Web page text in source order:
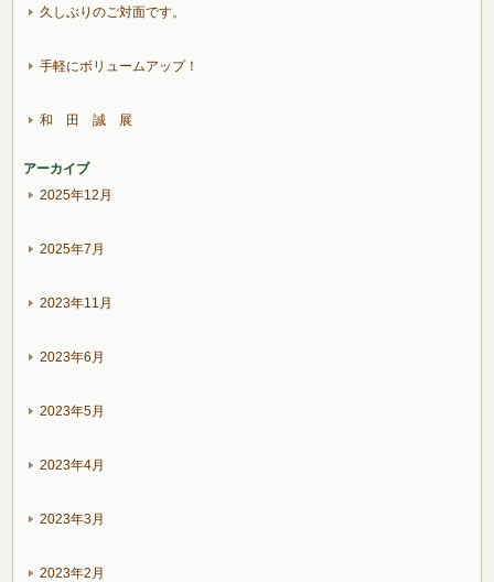
久しぶりのご対面です。
手軽にボリュームアップ！
和 田 誠 展
アーカイブ
2025年12月
2025年7月
2023年11月
2023年6月
2023年5月
2023年4月
2023年3月
2023年2月